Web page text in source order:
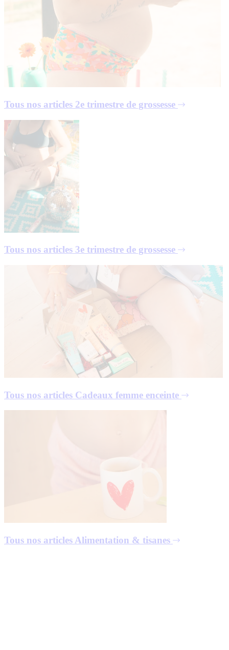
Tous nos articles 2e trimestre de grossesse
Tous nos articles 3e trimestre de grossesse
Tous nos articles Cadeaux femme enceinte
Tous nos articlesAlimentation & tisanes